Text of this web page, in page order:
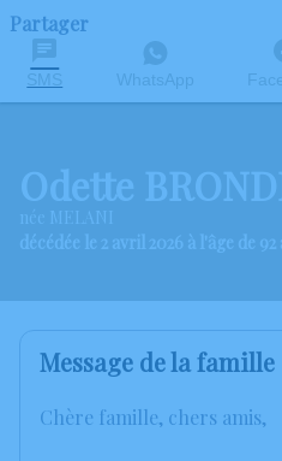
Partager
SMS WhatsApp
Odette
née MELANI
décédée le 2 avril 2026 à l'âge de 92
Message de la famille
Chère famille, chers amis,